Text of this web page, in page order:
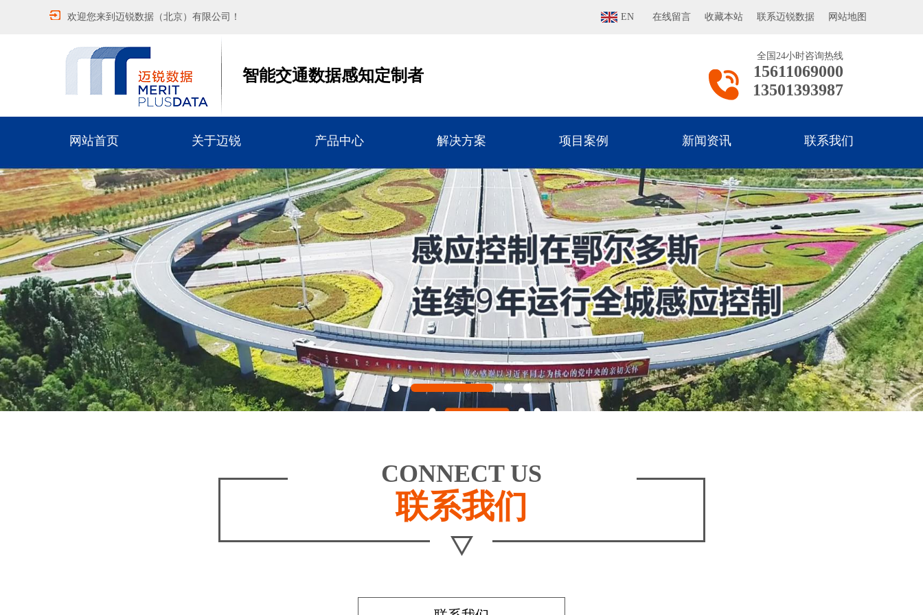
欢迎您来到迈锐数据（北京）有限公司！ EN 在线留言 收藏本站 联系迈锐数据 网站地图
智能交通数据感知定制者
全国24小时咨询热线
15611069000
13501393987
网站首页 关于迈锐 产品中心 解决方案 项目案例 新闻资讯 联系我们
CONNECT US
联系我们